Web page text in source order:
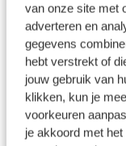
van onze site met
adverteren en
gegevens
hebt verstrekt of
jouw gebruik van
klikken, kun je
voorkeuren
je akkoord met
smartphone bij
met electronic
cruise control,
binnenspiegel,
Citroën
Citroën wordt
Wat
9,1